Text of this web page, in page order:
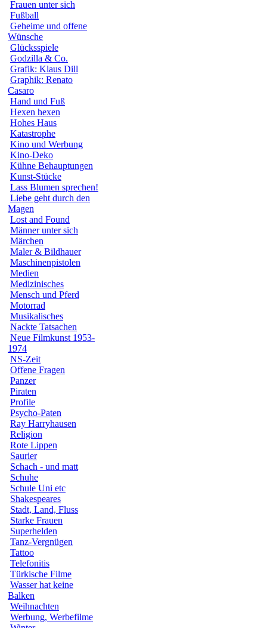
Frauen unter sich
Fußball
Geheime und offene
Wünsche
Glücksspiele
Godzilla & Co.
Grafik: Klaus Dill
Graphik: Renato
Casaro
Hand und Fuß
Hexen hexen
Hohes Haus
Katastrophe
Kino und Werbung
Kino-Deko
Kühne Behauptungen
Kunst-Stücke
Lass Blumen sprechen!
Liebe geht durch den
Magen
Lost and Found
Männer unter sich
Märchen
Maler & Bildhauer
Maschinenpistolen
Medien
Medizinisches
Mensch und Pferd
Motorrad
Musikalisches
Nackte Tatsachen
Neue Filmkunst 1953-
1974
NS-Zeit
Offene Fragen
Panzer
Piraten
Profile
Psycho-Paten
Ray Harryhausen
Religion
Rote Lippen
Saurier
Schach - und matt
Schuhe
Schule Uni etc
Shakespeares
Stadt, Land, Fluss
Starke Frauen
Superhelden
Tanz-Vergnügen
Tattoo
Telefonitis
Türkische Filme
Wasser hat keine
Balken
Weihnachten
Werbung, Werbefilme